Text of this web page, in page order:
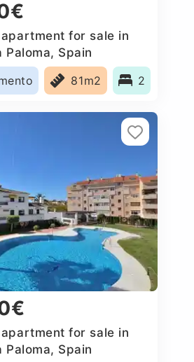
for sale in
Paloma, Spain
81m2 2
for sale in
Paloma, Spain